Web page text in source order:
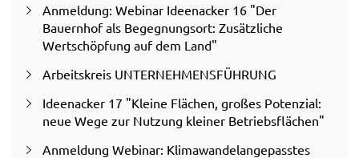
Anmeldung: Webinar Ideenacker 16 "Der
Bauernhof als Begegnungsort: Zusätzliche
Wertschöpfung auf dem Land"
Arbeitskreis UNTERNEHMENSFÜHRUNG
Ideenacker 17 "Kleine Flächen, großes Potenzial:
neue Wege zur Nutzung kleiner Betriebsflächen"
Anmeldung Webinar: Klimawandelangepasstes